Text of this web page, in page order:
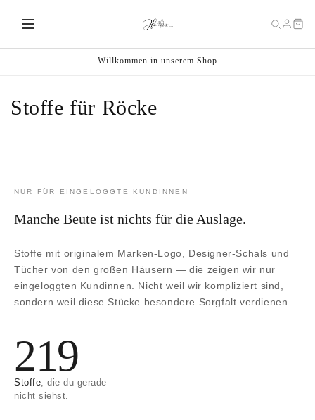
Inhalt
Willkommen in unserem Shop
K
t
e
g
o
r
i
Stoffe für Röcke
NUR FÜR EINGELOGGTE KUNDINNEN
Manche Beute ist nichts für die Auslage.
Stoffe mit originalem Marken-Logo, Designer-Schals und
Tücher von den großen Häusern — die zeigen wir nur
eingeloggten Kundinnen. Nicht weil wir kompliziert sind,
sondern weil diese Stücke besondere Sorgfalt verdienen.
219
Stoffe, die du gerade
nicht siehst.